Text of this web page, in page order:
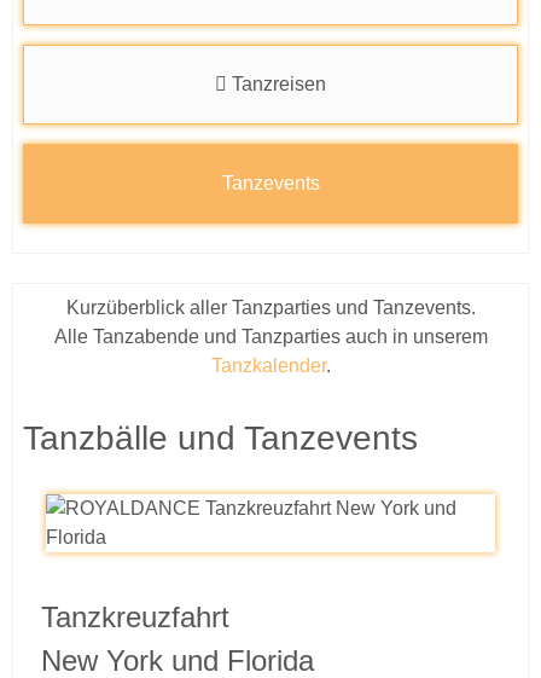
Tanzreisen
Tanzevents
Kurzüberblick aller Tanzparties und Tanzevents.
Alle Tanzabende und Tanzparties auch in unserem
Tanzkalender.
Tanzbälle und Tanzevents
Tanzkreuzfahrt
New York und Florida